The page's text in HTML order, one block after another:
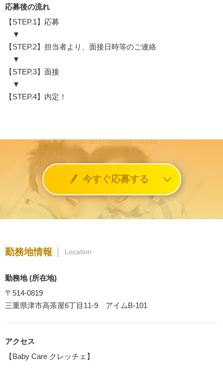
応募後の流れ
【STEP.1】応募
▼
【STEP.2】担当者より、面接日時等のご連絡
▼
【STEP.3】面接
▼
【STEP.4】内定！
今すぐ応募する
勤務地情報 Location
勤務地 (所在地)
〒514-0819
三重県津市高茶屋6丁目11-9 アイムB-101
アクセス
【Baby Care クレッチェ】